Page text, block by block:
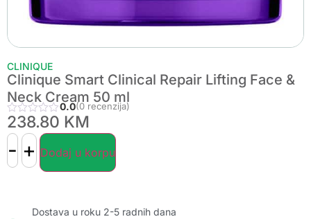
CLINIQUE
Clinique Smart Clinical Repair Lifting Face &
Neck Cream 50 ml
0.0(0 recenzija)
238.80 KM
- + Dodaj u korpu
Dostava u roku 2-5 radnih dana